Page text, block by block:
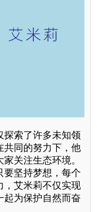
探索了许多未知领
共同的努力下，他
关注生态环境。
要坚持梦想，每个
，艾米莉不仅实现
起为保护自然而奋